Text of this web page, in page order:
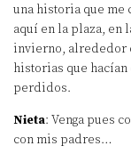
una historia que me
aquí en la plaza, en
invierno, alrededor
historias que
perdidos.
Nieta: Venga pues
con mis padres…